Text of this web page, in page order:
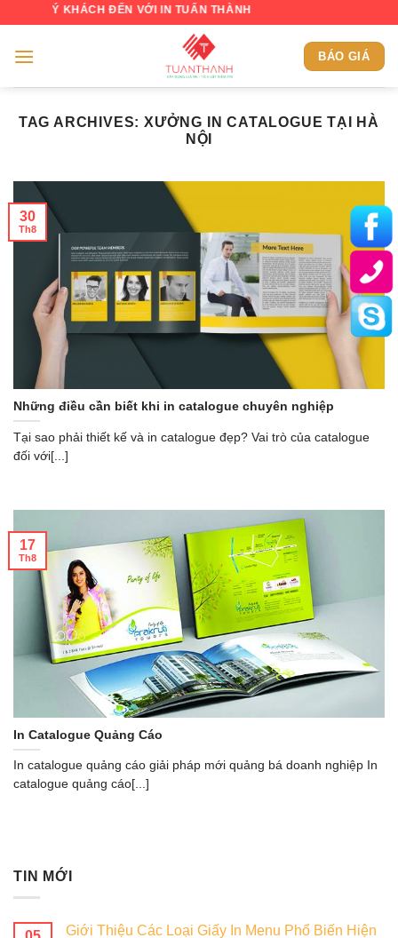
content
KHÁCH ĐẾN VỚI IN TUẤN THÀNH
BÁO GIÁ
TAG ARCHIVES:XƯỞNG IN CATALOGUE TẠI HÀ
NỘI
Những điều cần biết khi in catalogue chuyên nghiệp
Tại sao phải thiết kế và in catalogue đẹp? Vai trò của catalogue
đối với[...]
30
Th8
In Catalogue Quảng Cáo
In catalogue quảng cáo giải pháp mới quảng bá doanh nghiệp In
catalogue quảng cáo[...]
17
Th8
TIN MỚI
Giới Thiệu Các Loại Giấy In Menu Phổ Biến Hiện